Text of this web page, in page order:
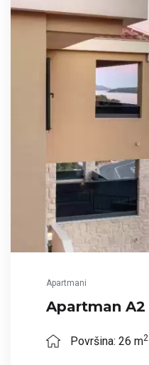
Apartmani
Apartman A2
Površina: 26 m2